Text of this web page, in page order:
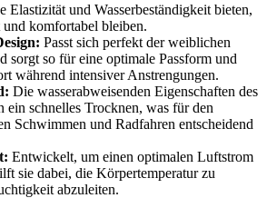
Elastizität und Wasserbeständigkeit bieten,
komfortabel bleiben.
Passt sich perfekt der weiblichen
sorgt so für eine optimale Passform und
während intensiver Anstrengungen.
Die wasserabweisenden Eigenschaften des
ein schnelles Trocknen, was für den
Schwimmen und Radfahren entscheidend
Entwickelt, um einen optimalen Luftstrom
sie dabei, die Körpertemperatur zu
abzuleiten.